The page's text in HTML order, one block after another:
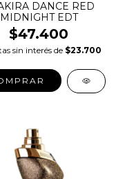
DANCE RED
MIDNIGHT EDT
$47.400
sin interés de $23.700